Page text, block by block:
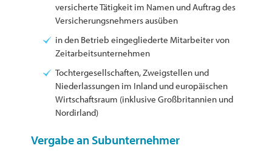
versicherte Tätigkeit im Namen und Auftrag des
Versicherungsnehmers ausüben
in den Betrieb eingegliederte Mitarbeiter von
Zeitarbeitsunternehmen
Tochtergesellschaften, Zweigstellen und
Niederlassungen im Inland und europäischen
Wirtschaftsraum (inklusive Großbritannien und
Nordirland)
Vergabe an Subunternehmer